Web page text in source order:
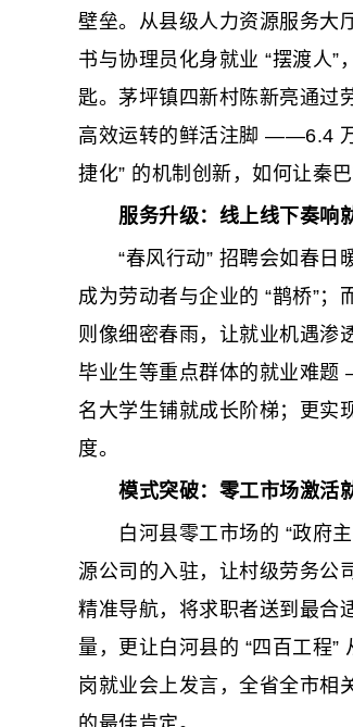
壁垒。从县级人力资源服务大
书与协理员化身就业 “摆渡人”
匙。茅坪镇四新村陈新亮通过
高效运转的鲜活注脚 ——6.4
捷化” 的机制创新，如何让秦
服务升级：线上线下奏响
“春风行动” 招聘会如春日暖
成为劳动者与企业的 “鹊桥”
则像细密春雨，让就业机遇渗
毕业生等重点群体的就业难
名大学生铺就成长阶梯；更实
度。
模式突破：零工市场激活
白河县零工市场的 “政府主
源公司的入驻，让村级劳务公
精准导航，将求职者送到最合
量，更让白河县的 “四百工程
岗就业会上发言，全省全市相